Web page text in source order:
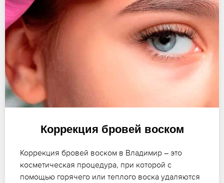
Коррекция бровей воском
Коррекция бровей воском в Владимир – это
косметическая процедура, при которой с
помощью горячего или теплого воска удаляются